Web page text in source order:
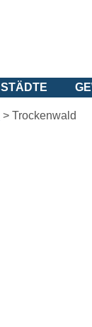
STÄDTE
> Trockenwald